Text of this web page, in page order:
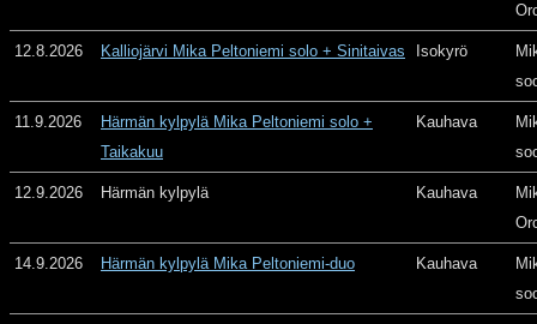
12.8.2026 Kalliojärvi Mika Peltoniemi solo + Sinitaivas Isokyrö
11.9.2026
Härmän kylpylä Mika Peltoniemi solo +
Taikakuu
Kauhava
12.9.2026 Härmän kylpylä Kauhava
14.9.2026 Härmän kylpylä Mika Peltoniemi-duo Kauhava